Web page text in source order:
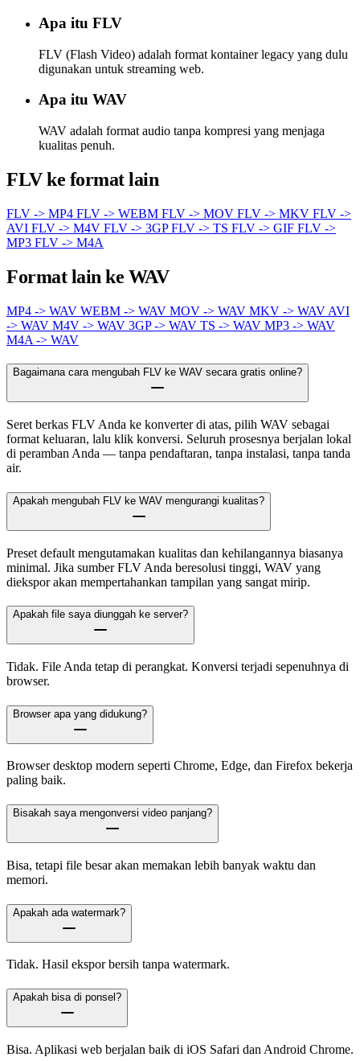
Apa itu FLV
FLV (Flash Video) adalah format kontainer legacy yang dulu
digunakan untuk streaming web.
Apa itu WAV
WAV adalah format audio tanpa kompresi yang menjaga
kualitas penuh.
FLV ke format lain
FLV -> MP4 FLV -> WEBM FLV -> MOV FLV -> MKV FLV ->
AVI FLV -> M4V FLV -> 3GPFLV -> TS FLV -> GIF FLV ->
MP3 FLV -> M4A
Format lain ke WAV
MP4 -> WAV WEBM -> WAV MOV -> WAV MKV -> WAV AVI
-> WAV M4V -> WAV 3GP -> WAV TS -> WAV MP3 -> WAV
M4A -> WAV
Bagaimana cara mengubah FLV ke WAV secara gratis online?
Seret berkas FLV Anda ke konverter di atas, pilih WAV sebagai
format keluaran, lalu klik konversi. Seluruh prosesnya berjalan lokal
di peramban Anda — tanpa pendaftaran, tanpa instalasi, tanpa tanda
air.
Apakah mengubah FLV ke WAV mengurangi kualitas?
Preset default mengutamakan kualitas dan kehilangannya biasanya
minimal. Jika sumber FLV Anda beresolusi tinggi, WAV yang
diekspor akan mempertahankan tampilan yang sangat mirip.
Apakah file saya diunggah ke server?
Tidak. File Anda tetap di perangkat. Konversi terjadi sepenuhnya di
browser.
Browser apa yang didukung?
Browser desktop modern seperti Chrome, Edge, dan Firefox bekerja
paling baik.
Bisakah saya mengonversi video panjang?
Bisa, tetapi file besar akan memakan lebih banyak waktu dan
memori.
Apakah ada watermark?
Tidak. Hasil ekspor bersih tanpa watermark.
Apakah bisa di ponsel?
Bisa. Aplikasi web berjalan baik di iOS Safari dan Android Chrome.